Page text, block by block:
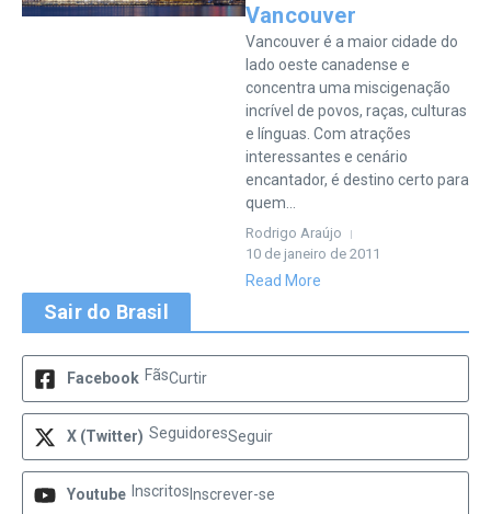
Vancouver
Vancouver é a maior cidade do
lado oeste canadense e
concentra uma miscigenação
incrível de povos, raças, culturas
e línguas. Com atrações
interessantes e cenário
encantador, é destino certo para
quem...
Rodrigo Araújo
10 de janeiro de 2011
Read More
Sair do Brasil
Facebook FãsCurtir
X (Twitter) SeguidoresSeguir
Youtube Inscritos Inscrever-se